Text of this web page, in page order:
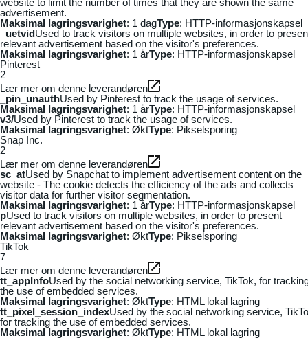
advertisement.
Maksimal lagringsvarighet: 1 dagType: HTTP-informasjonskapsel
_uetvidUsed to track visitors on multiple websites, in order to
relevant advertisement based on the visitor's preferences.
Maksimal lagringsvarighet: 1 årType: HTTP-informasjonskapsel
Pinterest
2
Lær mer om denne leverandøren
_pin_unauthUsed by Pinterest to track the usage of services.
Maksimal lagringsvarighet: 1 årType: HTTP-informasjonskapsel
v3/Used by Pinterest to track the usage of services.
Maksimal lagringsvarighet: ØktType: Pikselsporing
Snap Inc.
2
Lær mer om denne leverandøren
sc_atUsed by Snapchat to implement advertisement content on the
website - The cookie detects the efficiency of the ads and collects
visitor data for further visitor segmentation.
Maksimal lagringsvarighet: 1 årType: HTTP-informasjonskapsel
pUsed to track visitors on multiple websites, in order to present
relevant advertisement based on the visitor's preferences.
Maksimal lagringsvarighet: ØktType: Pikselsporing
TikTok
7
Lær mer om denne leverandøren
tt_appInfoUsed by the social networking service, TikTok, for
the use of embedded services.
Maksimal lagringsvarighet: ØktType: HTML lokal lagring
tt_pixel_session_indexUsed by the social networking service,
for tracking the use of embedded services.
Maksimal lagringsvarighet: ØktType: HTML lokal lagring